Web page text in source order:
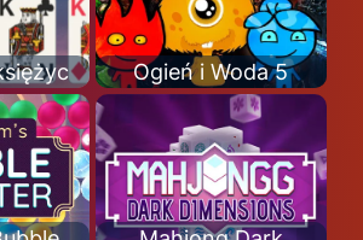
Ogień i Woda 5